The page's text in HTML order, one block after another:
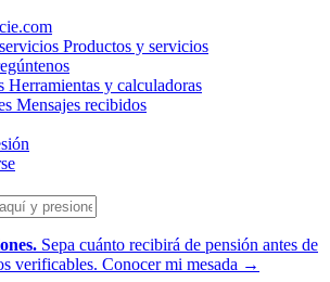
Productos y servicios
Herramientas y calculadoras
Mensajes recibidos
Sepa cuánto recibirá de pensión antes de
verificables. Conocer mi mesada →